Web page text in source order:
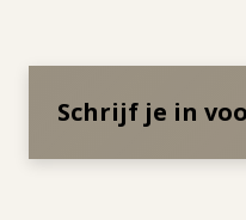
Schrijf je in